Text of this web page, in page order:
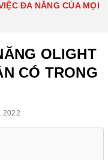
ĐA NĂNG CỦA MỌI
OLIGHT
CÓ TRONG
2022